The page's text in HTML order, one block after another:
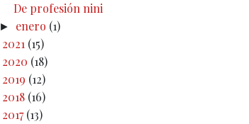
De profesión nini
► enero (1)
2021 (15)
2020 (18)
2019 (12)
2018 (16)
2017(13)